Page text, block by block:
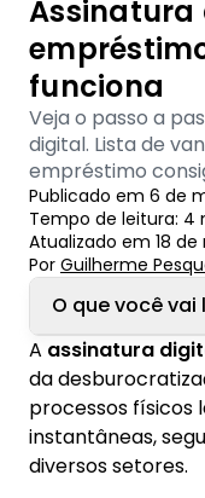
funciona
Veja o passo a
digital. Lista de
empréstimo
Publicado em 6 de
Tempo de leitura: 4
Atualizado em 18
Por Guilherme
O que você
1. Como
1.1.
consignado
A assinatura
da
processos físicos
instantâneas,
diversos setores.